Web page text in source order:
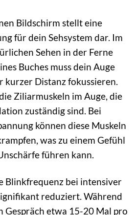
Bildschirm stellt eine
für dein Sehsystem dar. Im
Sehen in der Ferne
Buches muss dein Auge
kurzer Distanz fokussieren.
Ziliarmuskeln im Auge, die
zuständig sind. Bei
können diese Muskeln
was zu einem Gefühl
führen kann.
Blinkfrequenz bei intensiver
reduziert. Während
Gespräch etwa 15-20 Mal pro